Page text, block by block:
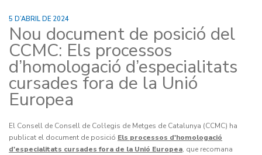
5 D’ABRIL DE 2024
Nou document de posició del
CCMC: Els processos
d’homologació d’especialitats
cursades fora de la Unió
Europea
El Consell de Consell de Col·legis de Metges de Catalunya (CCMC) ha
publicat el document de posició Els processos d'homologació
d'especialitats cursades fora de la Unió Europea, que recomana